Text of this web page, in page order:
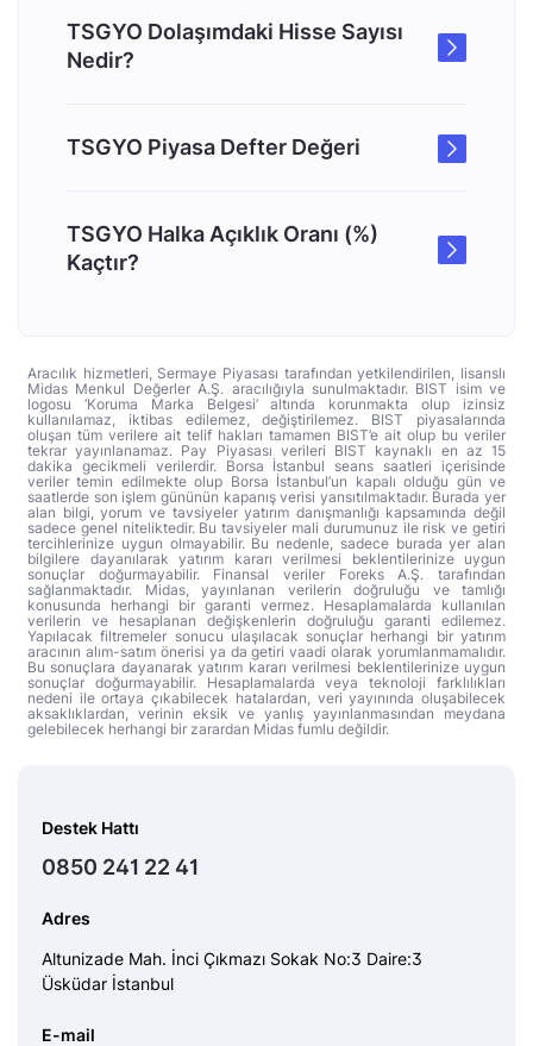
TSGYO Dolaşımdaki Hisse Sayısı
Nedir?
TSGYO Piyasa Defter Değeri
TSGYO Halka Açıklık Oranı (%)
Kaçtır?
Aracılık hizmetleri, Sermaye Piyasası tarafından yetkilendirilen, lisanslı
Midas Menkul Değerler A.Ş. aracılığıyla sunulmaktadır. BIST isim ve
logosu ‘Koruma Marka Belgesi’ altında korunmakta olup izinsiz
kullanılamaz, iktibas edilemez, değiştirilemez. BIST piyasalarında
oluşan tüm verilere ait telif hakları tamamen BIST’e ait olup bu veriler
tekrar yayınlanamaz. Pay Piyasası verileri BIST kaynaklı en az 15
dakika gecikmeli verilerdir. Borsa İstanbul seans saatleri içerisinde
veriler temin edilmekte olup Borsa İstanbul’un kapalı olduğu gün ve
saatlerde son işlem gününün kapanış verisi yansıtılmaktadır. Burada yer
alan bilgi, yorum ve tavsiyeler yatırım danışmanlığı kapsamında değil
sadece genel niteliktedir. Bu tavsiyeler mali durumunuz ile risk ve getiri
tercihlerinize uygun olmayabilir. Bu nedenle, sadece burada yer alan
bilgilere dayanılarak yatırım kararı verilmesi beklentilerinize uygun
sonuçlar doğurmayabilir. Finansal veriler Foreks A.Ş. tarafından
sağlanmaktadır. Midas, yayınlanan verilerin doğruluğu ve tamlığı
konusunda herhangi bir garanti vermez. Hesaplamalarda kullanılan
verilerin ve hesaplanan değişkenlerin doğruluğu garanti edilemez.
Yapılacak filtremeler sonucu ulaşılacak sonuçlar herhangi bir yatırım
aracının alım-satım önerisi ya da getiri vaadi olarak yorumlanmamalıdır.
Bu sonuçlara dayanarak yatırım kararı verilmesi beklentilerinize uygun
sonuçlar doğurmayabilir. Hesaplamalarda veya teknoloji farklılıkları
nedeni ile ortaya çıkabilecek hatalardan, veri yayınında oluşabilecek
aksaklıklardan, verinin eksik ve yanlış yayınlanmasından meydana
gelebilecek herhangi bir zarardan Midas fumlu değildir.
Destek Hattı
0850 241 22 41
Adres
Altunizade Mah. İnci Çıkmazı Sokak No:3 Daire:3
Üsküdar İstanbul
E-mail